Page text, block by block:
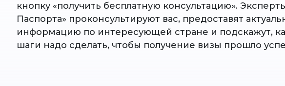
кнопку «получить бесплатную консультацию».
Паспорта» проконсультируют вас, предоставят
информацию по интересующей стране и подскажут,
шаги надо сделать, чтобы получение визы прошло